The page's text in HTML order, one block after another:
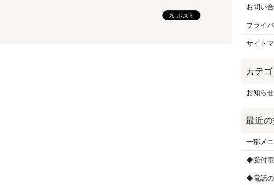
お問い
プライ
サイト
お知らせ
一部メ
◆受付
◆電話